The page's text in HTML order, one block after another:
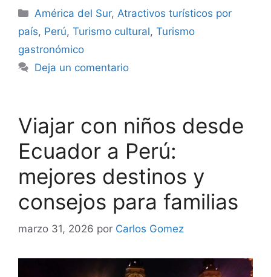
Categorías
América del Sur,Atractivos turísticos por
país, Perú, Turismo cultural, Turismo
gastronómico
Deja un comentario
Viajar con niños desde
Ecuador a Perú:
mejores destinos y
consejos para familias
marzo 31, 2026 por Carlos Gomez